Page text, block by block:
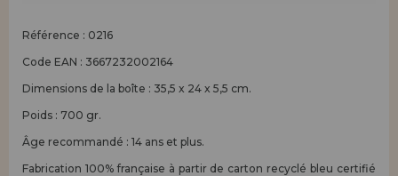
Référence : 0216
Code EAN : 3667232002164
Dimensions de la boîte : 35,5 x 24 x 5,5 cm.
Poids : 700 gr.
Âge recommandé : 14 ans et plus.
Fabrication 100% française à partir de carton recyclé bleu certifié